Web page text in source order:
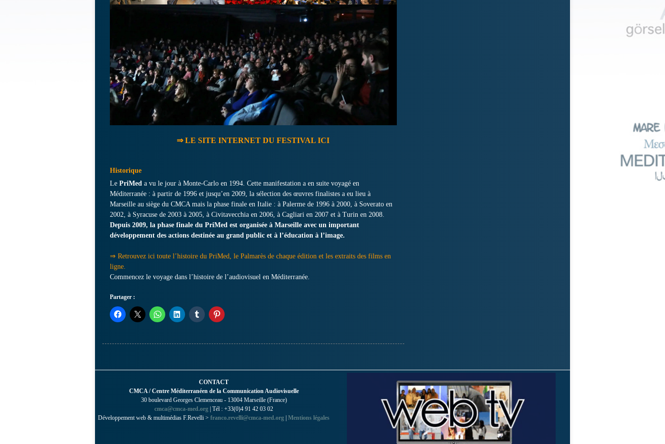
⇒ LE SITE INTERNET DU FESTIVAL ICI
Historique
Le PriMed a vu le jour à Monte-Carlo en 1994. Cette manifestation a en suite voyagé en
Méditerranée : à partir de 1996 et jusqu’en 2009, la sélection des œuvres finalistes a eu lieu à
Marseille au siège du CMCA mais la phase finale en Italie : à Palerme de 1996 à 2000, à Soverato en
2002, à Syracuse de 2003 à 2005, à Civitavecchia en 2006, à Cagliari en 2007 et à Turin en 2008.
Depuis 2009, la phase finale du PriMed est organisée à Marseille avec un important
développement des actions destinée au grand public et à l’éducation à l’image.
⇒ Retrouvez ici toute l’histoire du PriMed, le Palmarès de chaque édition et les extraits des films en
ligne.
Commencez le voyage dans l’histoire de l’audiovisuel en Méditerranée.
Partager :
CONTACT
CMCA / Centre Méditerranéen de la Communication Audiovisuelle
30 boulevard Georges Clemenceau - 13004 Marseille (France)
cmca@cmca-med.org | Tél : +33(0)4 91 42 03 02
Développement web & multimédias F.Revelli > franco.revelli@cmca-med.org Mentions légales